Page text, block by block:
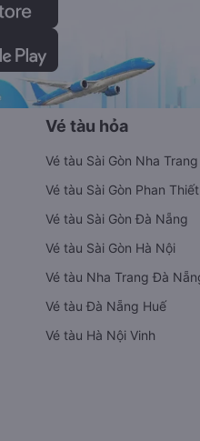
Vé tàu hỏa
Vé tàu Sài Gòn Nha Trang
Vé tàu Sài Gòn Phan Thiết
Vé tàu Sài Gòn Đà Nẵng
Vé tàu Sài Gòn Hà Nội
Vé tàu Nha Trang Đà
Vé tàu Đà Nẵng Huế
Vé tàu Hà Nội Vinh